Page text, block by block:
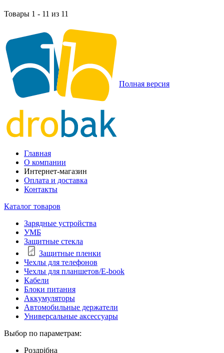
Товары 1 - 11 из 11
Полная версия
Главная
О компании
Интернет-магазин
Оплата и доставка
Контакты
Каталог товаров
Зарядные устройства
УМБ
Защитные стекла
Защитные пленки
Чехлы для телефонов
Чехлы для планшетов/E-book
Кабели
Блоки питания
Аккумуляторы
Автомобильные держатели
Универсальные аксессуары
Выбор по параметрам:
Роздрібна